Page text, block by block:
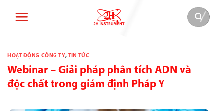
HOẠT ĐỘNG CÔNG TY, TIN TỨC
Webinar – Giải pháp phân tích ADN và
độc chất trong giám định Pháp Y